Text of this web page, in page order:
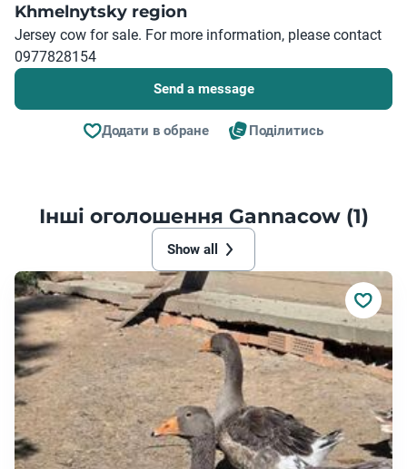
Khmelnytsky region
Jersey cow for sale. For more information, please contact
0977828154
Send a message
Додати в обране Поділитись
Інші оголошення Gannacow (1)
Show all